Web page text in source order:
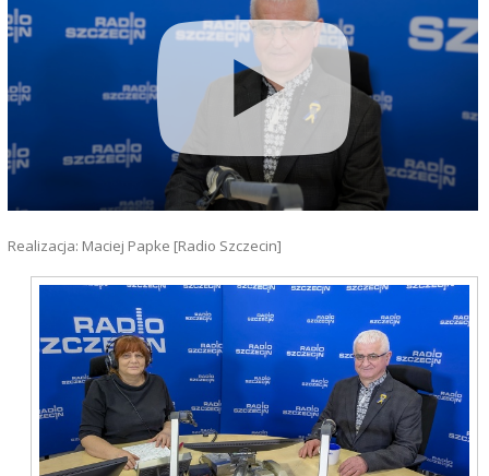
Realizacja: Maciej Papke [Radio Szczecin]